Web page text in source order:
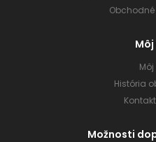
História
Možnosti